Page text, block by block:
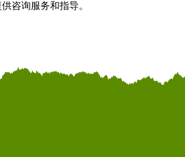
咨询服务和指导。